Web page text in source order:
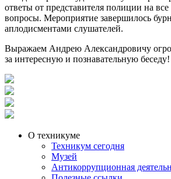
ответы от представителя полиции на
вопросы. Мероприятие завершилось
аплодисментами слушателей.
Выражаем Андрею Александровичу
за интересную и познавательную беседу!
О техникуме
Техникум сегодня
Музей
Антикоррупционная